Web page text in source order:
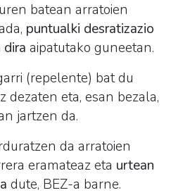
batean arratoien
puntualki desratizazio
aipatutako guneetan.
(repelente) bat du
dezaten eta, esan bezala,
jartzen da.
da arratoien
eramateaz eta urtean
dute, BEZ-a barne.